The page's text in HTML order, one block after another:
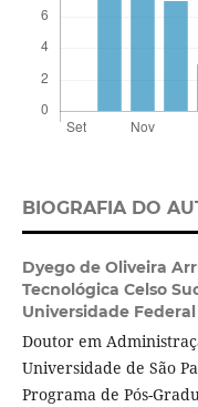
BIOGRAFIA DO
Dyego de Oliveira
Tecnológica Celso
Universidade
Doutor em
Universidade de São
Programa de Pós-